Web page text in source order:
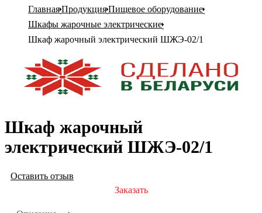
ГлавнаяПродукцияПищевое оборудование
Шкафы жарочные электрические
Шкаф жарочный электрический ШЖЭ-02/1
Шкаф жарочный
электрический ШЖЭ-02/1
Оставить отзыв
Заказать